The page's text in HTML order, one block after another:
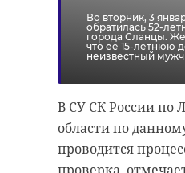
Во вторник, 3
обратилась 52-
города Сланцы.
что ее 15-летнюю
неизвестный
В СУ СК России по
области по
проводится